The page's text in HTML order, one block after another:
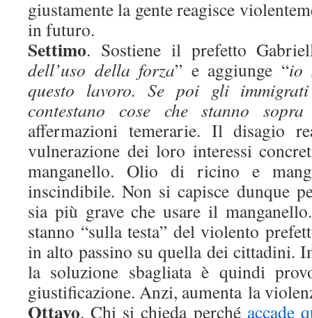
giustamente la gente reagisce
in futuro.
Settimo. Sostiene il prefetto
dell’uso della forza” e aggiunge “io
questo lavoro. Se poi gli
contestano cose che stanno
affermazioni temerarie. Il disagio
vulnerazione dei loro interessi
manganello. Olio di ricino e
inscindibile. Non si capisce dunque
sia più grave che usare il
stanno “sulla testa” del violento
in alto passino su quella dei cittadini.
la soluzione sbagliata è quindi
giustificazione. Anzi, aumenta la
Ottavo. Chi si chieda perché accade